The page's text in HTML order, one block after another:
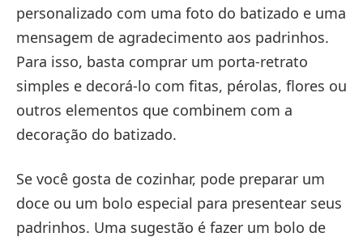
personalizado com uma foto do batizado e uma
mensagem de agradecimento aos padrinhos.
Para isso, basta comprar um porta-retrato
simples e decorá-lo com fitas, pérolas, flores ou
outros elementos que combinem com a
decoração do batizado.
Se você gosta de cozinhar, pode preparar um
doce ou um bolo especial para presentear seus
padrinhos. Uma sugestão é fazer um bolo de